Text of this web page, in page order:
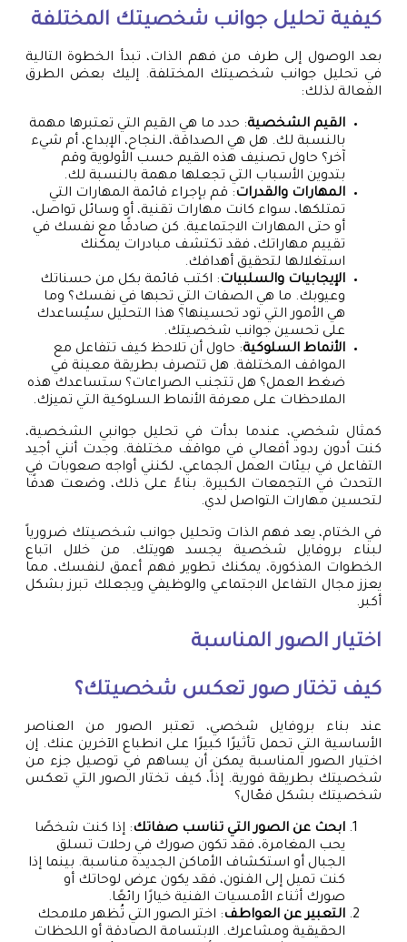
كيفية تحليل جوانب شخصيتك المختلفة
بعد الوصول إلى طرف من فهم الذات، تبدأ الخطوة التالية
في تحليل جوانب شخصيتك المختلفة. إليك بعض الطرق
الفعالة لذلك:
القيم الشخصية: حدد ما هي القيم التي تعتبرها مهمة
بالنسبة لك. هل هي الصداقة، النجاح، الإبداع، أم شيء
آخر؟ حاول تصنيف هذه القيم حسب الأولوية وقم
بتدوين الأسباب التي تجعلها مهمة بالنسبة لك.
المهارات والقدرات: قم بإجراء قائمة المهارات التي
تمتلكها، سواء كانت مهارات تقنية، أو وسائل تواصل،
أو حتى المهارات الاجتماعية. كن صادقًا مع نفسك في
تقييم مهاراتك، فقد تكتشف مبادرات يمكنك
استغلالها لتحقيق أهدافك.
الإيجابيات والسلبيات: اكتب قائمة بكل من حسناتك
وعيوبك. ما هي الصفات التي تحبها في نفسك؟ وما
هي الأمور التي تود تحسينها؟ هذا التحليل سيُساعدك
على تحسين جوانب شخصيتك.
الأنماط السلوكية: حاول أن تلاحظ كيف تتفاعل مع
المواقف المختلفة. هل تتصرف بطريقة معينة في
ضغط العمل؟ هل تتجنب الصراعات؟ ستساعدك هذه
الملاحظات على معرفة الأنماط السلوكية التي تميزك.
كمثال شخصي، عندما بدأت في تحليل جوانبي الشخصية،
كنت أدون ردود أفعالي في مواقف مختلفة. وجدت أنني أجيد
التفاعل في بيئات العمل الجماعي، لكنني أواجه صعوبات في
التحدث في التجمعات الكبيرة. بناءً على ذلك، وضعت هدفًا
لتحسين مهارات التواصل لدي.
في الختام، يعد فهم الذات وتحليل جوانب شخصيتك ضرورياً
لبناء بروفايل شخصية يجسد هويتك. من خلال اتباع
الخطوات المذكورة، يمكنك تطوير فهم أعمق لنفسك، مما
يعزز مجال التفاعل الاجتماعي والوظيفي ويجعلك تبرز بشكل
أكبر.
اختيار الصور المناسبة
كيف تختار صور تعكس شخصيتك؟
عند بناء بروفايل شخصي، تعتبر الصور من العناصر
الأساسية التي تحمل تأثيرًا كبيرًا على انطباع الآخرين عنك. إن
اختيار الصور المناسبة يمكن أن يساهم في توصيل جزء من
شخصيتك بطريقة فورية. إذاً، كيف تختار الصور التي تعكس
شخصيتك بشكل فعّال؟
ابحث عن الصور التي تناسب صفاتك: إذا كنت شخصًا
يحب المغامرة، فقد تكون صورك في رحلات تسلق
الجبال أو استكشاف الأماكن الجديدة مناسبة. بينما إذا
كنت تميل إلى الفنون، فقد يكون عرض لوحاتك أو
صورك أثناء الأمسيات الفنية خيارًا رائعًا.
التعبير عن العواطف: اختر الصور التي تُظهر ملامحك
الحقيقية ومشاعرك. الابتسامة الصادقة أو اللحظات